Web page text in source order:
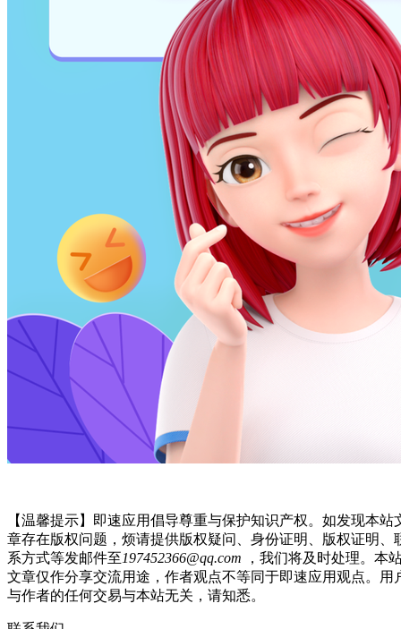
【温馨提示】即速应用倡导尊重与保护知识产权。如发现本站
章存在版权问题，烦请提供版权疑问、身份证明、版权证明、
系方式等发邮件至197452366@qq.com ，我们将及时处理。本
文章仅作分享交流用途，作者观点不等同于即速应用观点。用
与作者的任何交易与本站无关，请知悉。